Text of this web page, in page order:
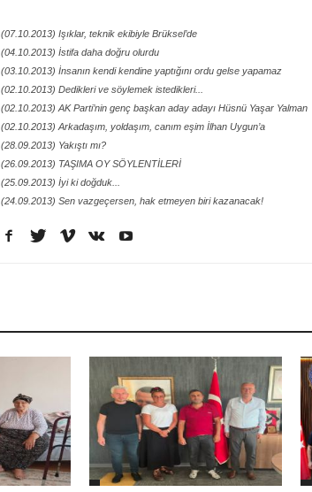
(07.10.2013) Işıklar, teknik ekibiyle Brüksel’de
(04.10.2013) İstifa daha doğru olurdu
(03.10.2013) İnsanın kendi kendine yaptığını ordu gelse yapamaz
(02.10.2013) Dedikleri ve söylemek istedikleri...
(02.10.2013) AK Parti’nin genç başkan aday adayı Hüsnü Yaşar Yalman
(02.10.2013) Arkadaşım, yoldaşım, canım eşim İlhan Uygun’a
(28.09.2013) Yakıştı mı?
(26.09.2013) TAŞIMA OY SÖYLENTİLERİ
(25.09.2013) İyi ki doğduk...
(24.09.2013) Sen vazgeçersen, hak etmeyen biri kazanacak!